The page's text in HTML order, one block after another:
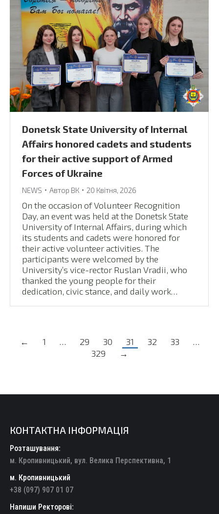
Donetsk State University of Internal
Affairs honored cadets and students
for their active support of Armed
Forces of Ukraine
NEWS Автор ВК 20 Квітня, 2026
On the occasion of Volunteer Recognition
Day, an event was held at the Donetsk State
University of Internal Affairs, during which
its students and cadets were honored for
their active volunteer activities. The
participants were welcomed by the
University’s vice-rector Ruslan Vradii, who
thanked the young people for their
dedication, civic stance, and daily work…
← 1 … 29 30 31 32 33
…
329
→
КОНТАКТНА ІНФОРМАЦІЯ
Розташування:
м. Кропивницький, вул. Велика Перспективна, 1
м. Кропивницький
+38 (097) 907 01 07
Напиши Ректорові: